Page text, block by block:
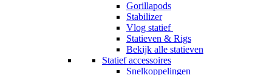
Gorillapods
Stabilizer
Vlog statief
Statieven & Rigs
Bekijk alle statieven
Statief accessoires
Snelkoppelingen